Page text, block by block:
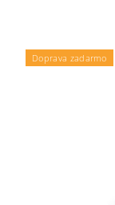
Doprava zadarmo